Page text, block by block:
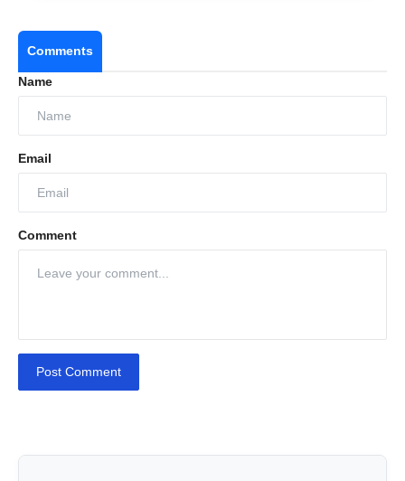
Comments
Name
Email
Comment
Post Comment